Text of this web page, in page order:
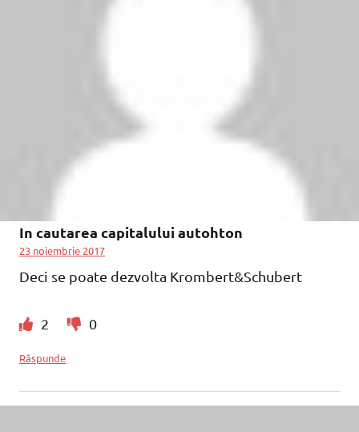
In cautarea capitalului autohton
23 noiembrie 2017
Deci se poate dezvolta Krombert&Schubert
2 0
Răspunde